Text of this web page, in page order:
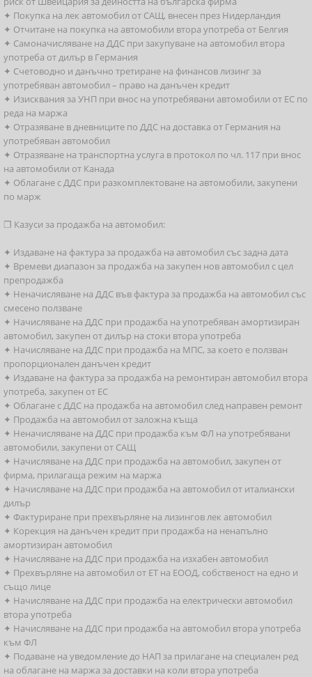
✦ Покупка на лек автомобил от САЩ, внесен през Нидерландия
✦ Отчитане на покупка на автомобили втора употреба от Белгия
✦ Самоначисляване на ДДС при закупуване на автомобил втора
употреба от дилър в Германия
✦ Счетоводно и данъчно третиране на финансов лизинг за
употребяван автомобил – право на данъчен кредит
✦ Изисквания за УНП при внос на употребявани автомобили от ЕС по
реда на маржа
✦ Отразяване в дневниците по ДДС на доставка от Германия на
употребяван автомобил
✦ Отразяване на транспортна услуга в протокол по чл. 117 при внос
на автомобили от Канада
✦ Облагане с ДДС при разкомплектоване на автомобили, закупени
по марж
❒ Казуси за продажба на автомобил:
✦ Издаване на фактура за продажба на автомобил със задна дата
✦ Времеви диапазон за продажба на закупен нов автомобил с цел
препродажба
✦ Неначисляване на ДДС във фактура за продажба на автомобил със
смесено ползване
✦ Начисляване на ДДС при продажба на употребяван амортизиран
автомобил, закупен от дилър на стоки втора употреба
✦ Начисляване на ДДС при продажба на МПС, за което е ползван
пропорционален данъчен кредит
✦ Издаване на фактура за продажба на ремонтиран автомобил втора
употреба, закупен от ЕС
✦ Облагане с ДДС на продажба на автомобил след направен ремонт
✦ Продажба на автомобил от заложна къща
✦ Неначисляване на ДДС при продажба към ФЛ на употребявани
автомобили, закупени от САЩ
✦ Начисляване на ДДС при продажба на автомобил, закупен от
фирма, прилагаща режим на маржа
✦ Начисляване на ДДС при продажба на автомобил от италиански
дилър
✦ Фактуриране при прехвърляне на лизингов лек автомобил
✦ Корекция на данъчен кредит при продажба на ненапълно
амортизиран автомобил
✦ Начисляване на ДДС при продажба на изхабен автомобил
✦ Прехвърляне на автомобил от ЕТ на ЕООД, собственост на едно и
също лице
✦ Начисляване на ДДС при продажба на електрически автомобил
втора употреба
✦ Начисляване на ДДС при продажба на автомобил втора употреба
към ФЛ
✦ Подаване на уведомление до НАП за прилагане на специален ред
на облагане на маржа за доставки на коли втора употреба